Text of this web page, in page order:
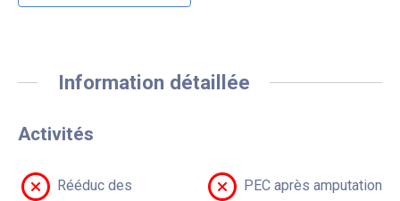
Information détaillée
Activités
Rééduc des
PEC après amputation